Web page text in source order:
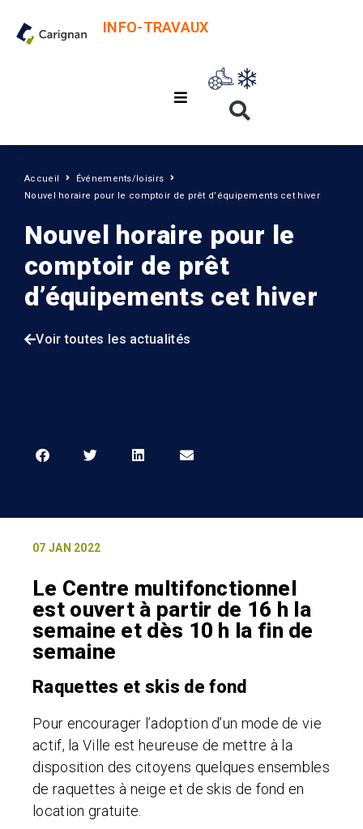
INFO-TRAVAUX
Accueil
Événements/loisirs
Nouvel horaire pour le comptoir de prêt d’équipements cet hiver
Nouvel horaire pour le
comptoir de prêt
d’équipements cet hiver
Voir toutes les actualités
07 JAN 2022
Le Centre multifonctionnel
est ouvert à partir de 16 h la
semaine et dès 10 h la fin de
semaine
Raquettes et skis de fond
Pour encourager l’adoption d’un mode de vie
actif, la Ville est heureuse de mettre à la
disposition des citoyens quelques ensembles
de raquettes à neige et de skis de fond en
location gratuite.